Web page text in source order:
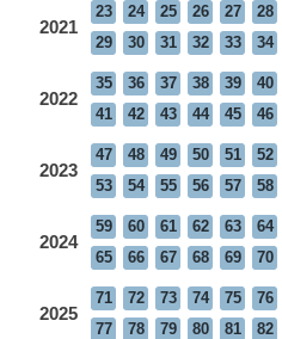
2021
23 24 25 26 27
28
29
30 31 32 33 34
2022
35 36 37 38 39
40
41
42 43 44 45 46
2023
47 48 49 50 51
52
53
54 55 56 57 58
2024
59 60 61 62 63
64
65
66 67 68 69 70
2025
71 72 73 74 75
76
77
78 79 80 81 82